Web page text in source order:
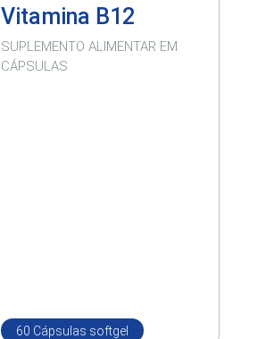
Vitamina B12
SUPLEMENTO ALIMENTAR EM
CÁPSULAS
60 Cápsulas softgel